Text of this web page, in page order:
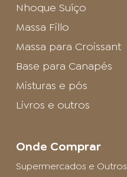
Nhoque Suíço
Massa Fillo
Massa para Croissant
Base para Canapés
Misturas e pós
Livros e outros
Onde Comprar
Supermercados e Outros